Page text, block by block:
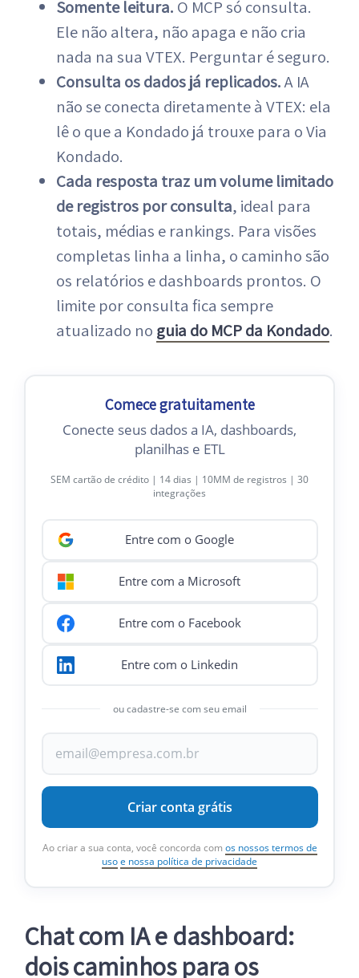
Somente leitura. O MCP só consulta.
Ele não altera, não apaga e não cria
nada na sua VTEX. Perguntar é seguro.
Consulta os dados já replicados.A IA
não se conecta diretamente à VTEX: ela
lê o que a Kondado já trouxe para o Via
Kondado.
Cada resposta traz um volume limitado
de registros por consulta, ideal para
totais, médias e rankings. Para visões
completas linha a linha, o caminho são
os relatórios e dashboards prontos. O
limite por consulta fica sempre
atualizado no guia do MCP da Kondado.
Comece gratuitamente
Conecte seus dados a IA, dashboards,
planilhas e ETL
SEM cartão de crédito | 14 dias | 10MM de registros | 30
integrações
Entre com o Google
Entre com a Microsoft
Entre com o Facebook
Entre com o Linkedin
ou cadastre-se com seu email
Criar conta grátis
Ao criar a sua conta, você concorda com os nossos termos de
uso e nossa política de privacidade
Chat com IA e dashboard:
dois caminhos para os